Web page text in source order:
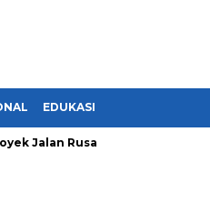
EDUKASI
Rusak di Lampung,